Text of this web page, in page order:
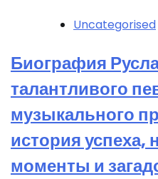
Uncategorised
Биография
талантливого
музыкального
история
моменты и